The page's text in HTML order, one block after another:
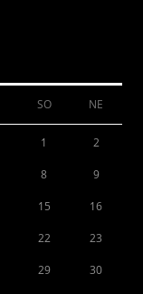
SO NE
1 2
8 9
15 16
22 23
29 30